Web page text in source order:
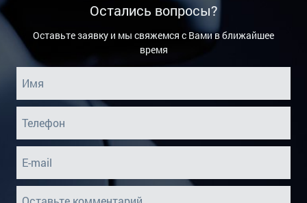
Остались вопросы?
Оставьте заявку и мы свяжемся с Вами в ближайшее
время